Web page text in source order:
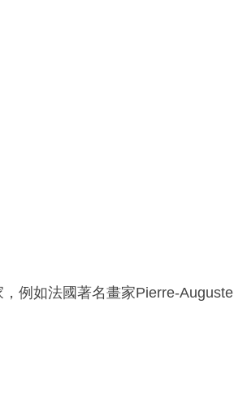
例如法國著名畫家Pierre-Auguste